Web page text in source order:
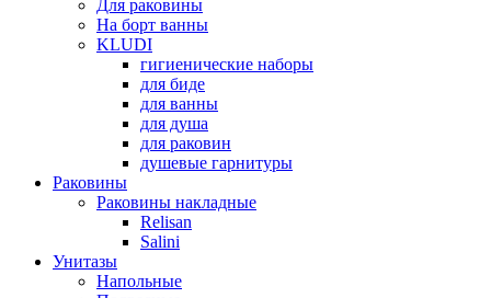
Для раковины
На борт ванны
KLUDI
гигиенические наборы
для биде
для ванны
для душа
для раковин
душевые гарнитуры
Раковины
Раковины накладные
Relisan
Salini
Унитазы
Напольные